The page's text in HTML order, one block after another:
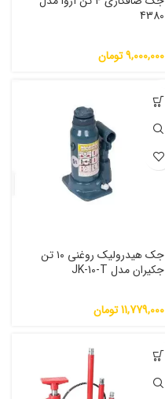
4380
9,000,000تومان
جک هیدرولیک روغنی ۱۰ تن
جکیران مدل JK-10-T
11,779,000تومان